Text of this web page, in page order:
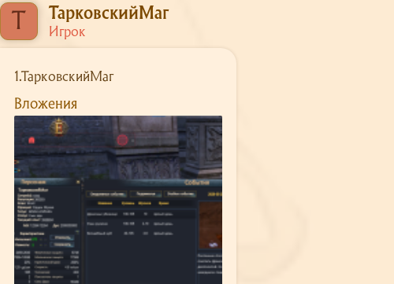
Т ТарковскийМаг
Игрок
1.ТарковскийМаг
Вложения